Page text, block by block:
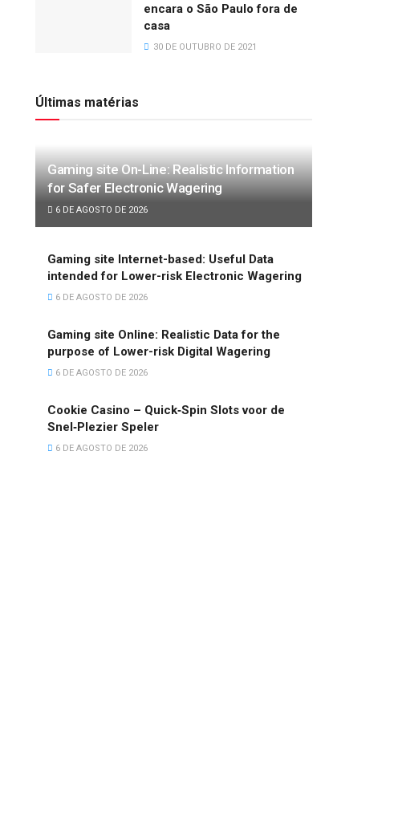
encara o São Paulo fora de
casa
30 DE OUTUBRO DE 2021
Últimas matérias
Gaming site On-Line: Realistic Information
for Safer Electronic Wagering
6 DE AGOSTO DE 2026
Gaming site Internet-based: Useful Data
intended for Lower-risk Electronic Wagering
6 DE AGOSTO DE 2026
Gaming site Online: Realistic Data for the
purpose of Lower-risk Digital Wagering
6 DE AGOSTO DE 2026
Cookie Casino – Quick‑Spin Slots voor de
Snel‑Plezier Speler
6 DE AGOSTO DE 2026